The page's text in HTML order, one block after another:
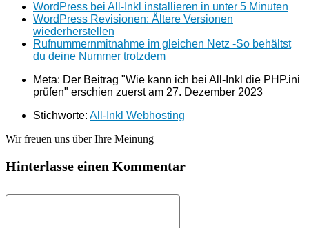
WordPress bei All-Inkl installieren in unter 5 Minuten
WordPress Revisionen: Ältere Versionen
wiederherstellen
Rufnummernmitnahme im gleichen Netz -So behältst
du deine Nummer trotzdem
Meta: Der Beitrag "Wie kann ich bei All-Inkl die PHP.ini
prüfen" erschien zuerst am 27. Dezember 2023
Stichworte: All-Inkl Webhosting
Wir freuen uns über Ihre Meinung
Hinterlasse einen Kommentar